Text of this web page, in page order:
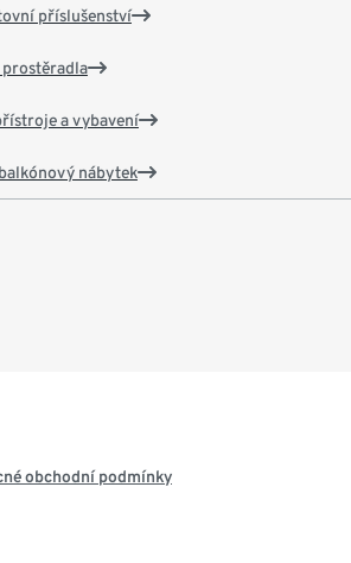
příslušenství
prostěradla
a vybavení
nábytek
obchodní podmínky